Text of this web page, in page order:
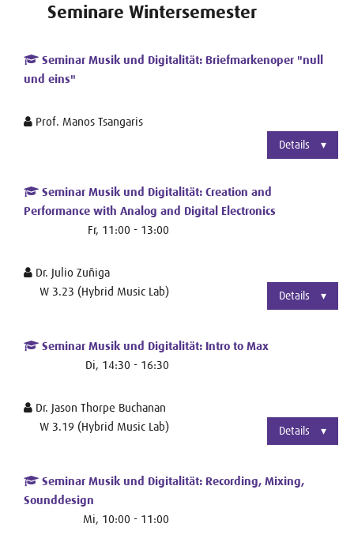
Seminare Wintersemester
Seminar Musik und Digitalität: Briefmarkenoper "null
und eins"
Prof. Manos Tsangaris
Details
Seminar Musik und Digitalität: Creation and
Performance with Analog and Digital Electronics
Fr, 11:00 - 13:00
Dr. Julio Zuñiga
W 3.23 (Hybrid Music Lab)
Details
Seminar Musik und Digitalität: Intro to Max
Di, 14:30 - 16:30
Dr. Jason Thorpe Buchanan
W 3.19 (Hybrid Music Lab)
Details
Seminar Musik und Digitalität: Recording, Mixing,
Sounddesign
Mi, 10:00 - 11:00